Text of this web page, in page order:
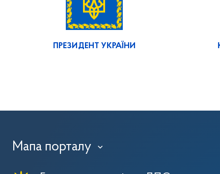
ПРЕЗИДЕНТ УКРАЇНИ
Мапа порталу ›